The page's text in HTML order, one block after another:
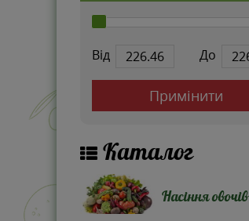
Від До
Примінити
Каталог
Насіння овочів